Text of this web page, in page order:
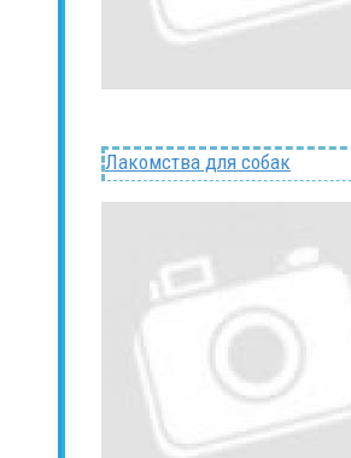
Лакомства для собак